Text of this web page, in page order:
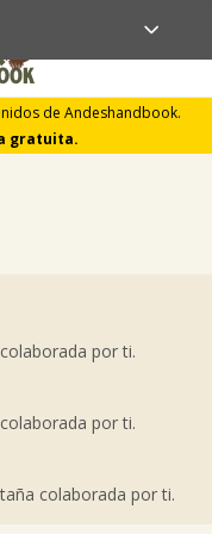
de Andeshandbook.
gratuita.
por ti.
por ti.
colaborada por ti.